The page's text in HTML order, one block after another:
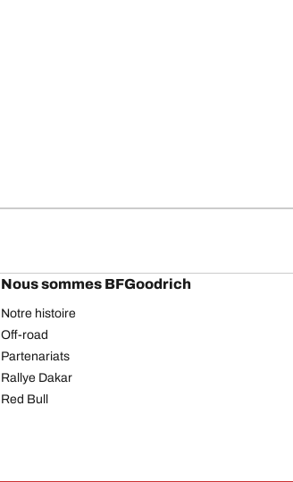
Nous sommes BFGoodrich
Notre histoire
Off-road
Partenariats
Rallye Dakar
Red Bull